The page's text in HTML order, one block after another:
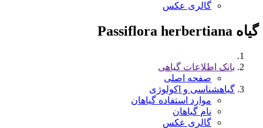
گالری عکس
گیاه Passiflora herbertiana
بانک اطلاعات گیاهی
صفحه اصلی
گیاهشناسی و اکولوژی
موارد استفاده گیاهان
نام گیاهان
گالری عکس